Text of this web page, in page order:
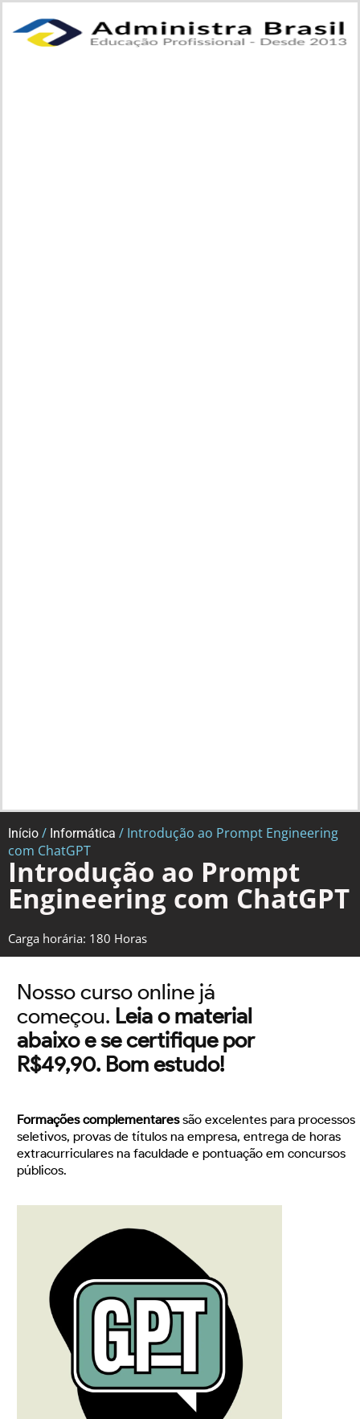
Início / Informática / Introdução ao Prompt Engineering
com ChatGPT
Introdução ao Prompt
Engineering com ChatGPT
Carga horária: 180 Horas
Nosso curso online já
começou. Leia o material
abaixo e se certifique por
R$49,90. Bom estudo!
Formações complementaressão excelentes para processos
seletivos, provas de títulos na empresa, entrega de horas
extracurriculares na faculdade e pontuação em concursos
públicos.